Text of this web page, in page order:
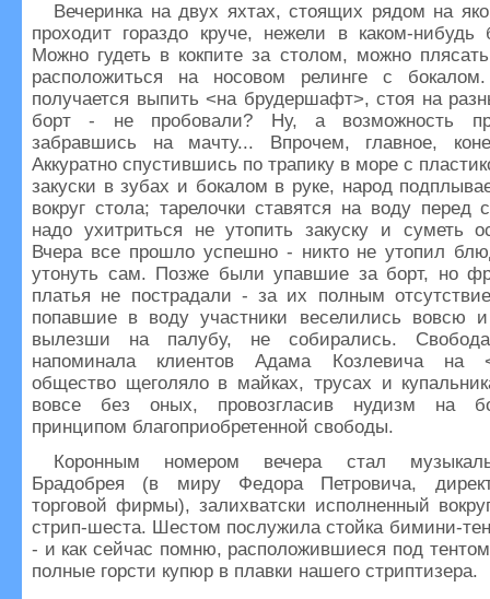
Вечеринка на двух яхтах, стоящих рядом на
проходит гораздо круче, нежели в каком-нибудь
Можно гудеть в кокпите за столом, можно
расположиться на носовом релинге с
получается выпить <на брудершафт>, стоя на
борт - не пробовали? Ну, а возможность
забравшись на мачту... Впрочем, главное,
Аккуратно спустившись по трапику в море с
закуски в зубах и бокалом в руке, народ
вокруг стола; тарелочки ставятся на воду перед
надо ухитриться не утопить закуску и суметь
Вчера все прошло успешно - никто не утопил
утонуть сам. Позже были упавшие за борт, но
платья не пострадали - за их полным
попавшие в воду участники веселились вовсю
вылезши на палубу, не собирались.
напоминала клиентов Адама Козлевича на
общество щеголяло в майках, трусах и
вовсе без оных, провозгласив нудизм на
принципом благоприобретенной свободы.
Коронным номером вечера стал
Брадобрея (в миру Федора Петровича,
торговой фирмы), залихватски исполненный
стрип-шеста. Шестом послужила стойка бимини-
- и как сейчас помню, расположившиеся под
полные горсти купюр в плавки нашего стриптизера.